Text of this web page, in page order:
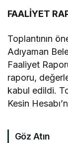
FAALİYET
Toplantının
Adıyaman
Faaliyet
raporu,
kabul edildi.
Kesin
Göz Atın